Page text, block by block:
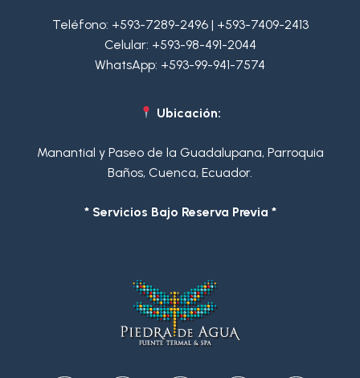
Teléfono: +593-7289-2496| +593-7409-2413
Celular: +593-98-491-2044
WhatsApp: +593-99-941-7574
Ubicación:
Manantial y Paseo de la Guadalupana, Parroquia
Baños, Cuenca, Ecuador.
* Servicios Bajo Reserva Previa *